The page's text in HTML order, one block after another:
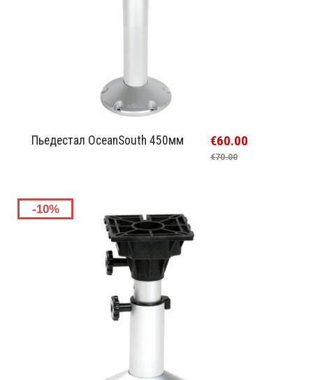
Пьедестал OceanSouth 450мм €60.00
€70.00
-10%